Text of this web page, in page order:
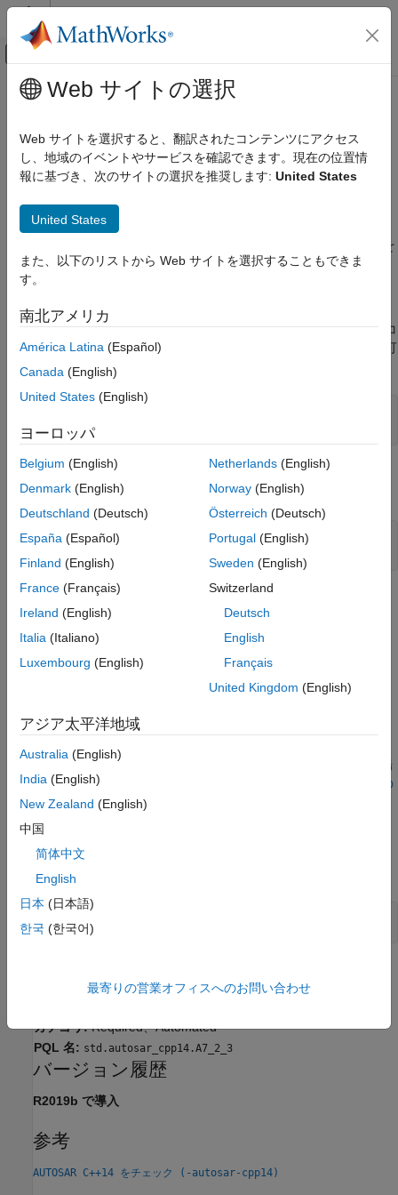
コンテンツへスキップ
オフキャンバス ナビゲーション メ
ドキュメンテーションのホーム
コード検証
Polyspace Bug Finder
Polyspace Bug Finder の結果
AUTOSAR C++14 ルール
項目一覧
説明
例
チェック情報
参考
メインコンテンツ
AUTOSAR C++14 Rule A7-2-3
Enumerations shall be declared as scoped enum classes
説明
列挙型はスコープされた enum 型クラスとして宣言されるものと
します。
スコープされない enum 型の列挙値は、その enum 型と同じスコ
ープ内の他の識別子と競合し、コンパイル エラーを引き起こす可
能性があります。次に例を示します。
std::int32_t E0;
enum 型をスコープすることで、そのような競合を回避できま
す。次に例を示します。
enum class E: std::int32_t { E0, E1};
また、enum 型をスコープすることで、列挙値が他の型に暗黙的
に変換されないようにもします。
Polyspace実装
は、コード内のスコープされない enum 型に対して
トラブルシューティング
ルール違反が想定されるものの、Polyspace から報告されない場
合は、コーディング規約違反が想定どおりに表示されない理由の
診断を参照してください。
例
すべて展開する
カテゴリ:Required、Automated
PQL 名: std.autosar_cpp14.A7_2_3
バージョン履歴
R2019b で導入
参考
AUTOSAR C++14 をチェック (-autosar-cpp14)
Web サイトの選択
Web サイトを選択すると、翻訳されたコンテンツにアクセス
し、地域のイベントやサービスを確認できます。現在の位置情
報に基づき、次のサイトの選択を推奨します: United States
United States
また、以下のリストから Web サイトを選択することもできま
す。
南北アメリカ
América Latina (Español)
Canada (English)
United States (English)
ヨーロッパ
Belgium (English)
Denmark (English)
Deutschland (Deutsch)
España (Español)
Finland (English)
France (Français)
Ireland (English)
Italia (Italiano)
Luxembourg (English)
Netherlands(English)
Norway(English)
Österreich (Deutsch)
Portugal(English)
Sweden (English)
Switzerland
Deutsch
English
Français
United Kingdom (English)
アジア太平洋地域
Australia (English)
India (English)
New Zealand (English)
中国
简体中文
English
日本 (日本語)
한국 (한국어)
最寄りの営業オフィスへのお問い合わせ